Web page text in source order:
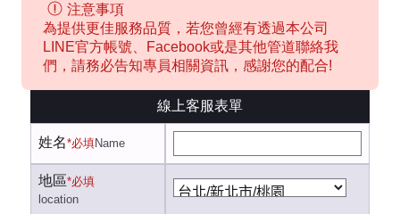
注意事項
為提供更佳服務品質，若您曾經有透過本公司
LINE官方帳號、Facebook或是其他管道聯絡我
們，請務必告知專員相關資訊，感謝您的配合!
線上客服表單
姓名*必填Name
地區*必填
location